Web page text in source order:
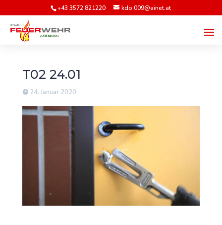
+43 3572 821220 kdo.009@ainet.at
T02 24.01
24. Januar 2020